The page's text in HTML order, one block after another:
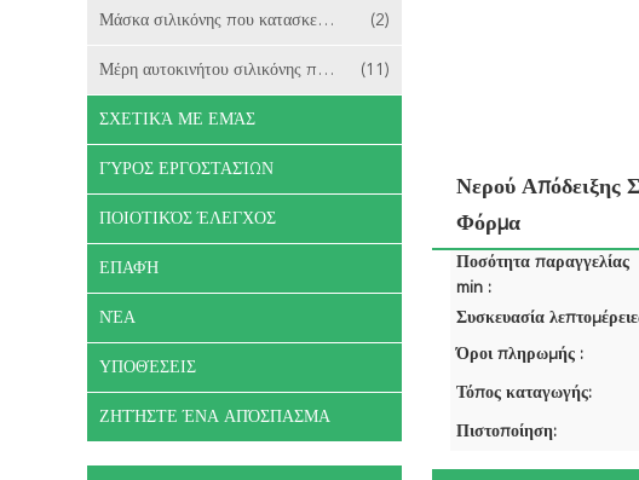
Μάσκα σιλικόνης που κατασκευάζει τη μηχανή (2)
Μέρη αυτοκινήτου σιλικόνης που κατασκευάζουν τη μηχανή (11)
ΣΧΕΤΙΚΆ ΜΕ ΕΜΆΣ
ΓΎΡΟΣ ΕΡΓΟΣΤΑΣΊΩΝ
ΠΟΙΟΤΙΚΌΣ ΈΛΕΓΧΟΣ
ΕΠΑΦΉ
ΝΈΑ
ΥΠΟΘΈΣΕΙΣ
ΖΗΤΉΣΤΕ ΈΝΑ ΑΠΌΣΠΑΣΜΑ
Νερού Απόδειξης
Φόρμα
Ποσότητα παραγγελίας
min :
Συσκευασία
Όροι πληρωμής :
Τόπος καταγωγής:
Πιστοποίηση: